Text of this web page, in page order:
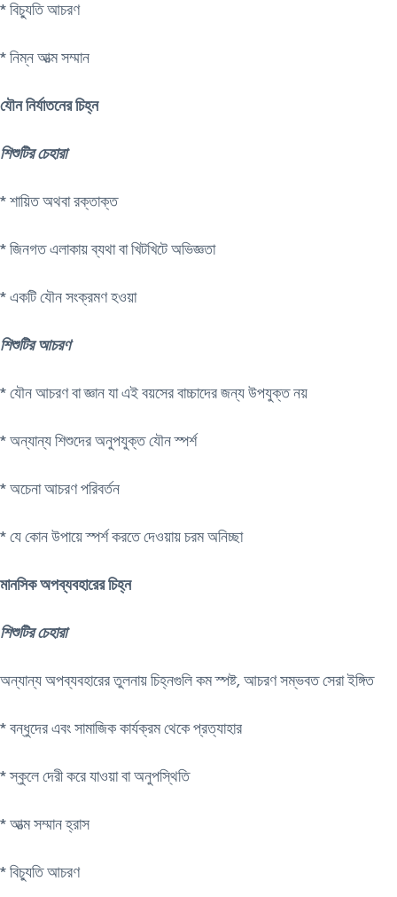
​* বিচ্যুতি আচরণ
* নিম্ন আত্ম সম্মান
যৌন নির্যাতনের চিহ্ন
শিশুটির চেহারা
​* শায়িত অথবা রক্তাক্ত
​* জিনগত এলাকায় ব্যথা বা খিটখিটে অভিজ্ঞতা
​* একটি যৌন সংক্রমণ হওয়া
শিশুটির আচরণ
* যৌন আচরণ বা জ্ঞান যা এই বয়সের বাচ্চাদের জন্য উপযুক্ত নয়
* অন্যান্য শিশুদের অনুপযুক্ত যৌন স্পর্শ
* অচেনা আচরণ পরিবর্তন
* যে কোন উপায়ে স্পর্শ করতে দেওয়ায় চরম অনিচ্ছা
মানসিক অপব্যবহারের চিহ্ন
শিশুটির চেহারা
অন্যান্য অপব্যবহারের তুলনায় চিহ্নগুলি কম স্পষ্ট, আচরণ সম্ভবত সেরা ইঙ্গিত
* বন্ধুদের এবং সামাজিক কার্যক্রম থেকে প্রত্যাহার
* স্কুলে দেরী করে যাওয়া বা অনুপস্থিতি
* আত্ম সম্মান হ্রাস
* বিচ্যুতি আচরণ